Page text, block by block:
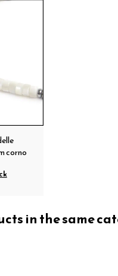
corno
in the same